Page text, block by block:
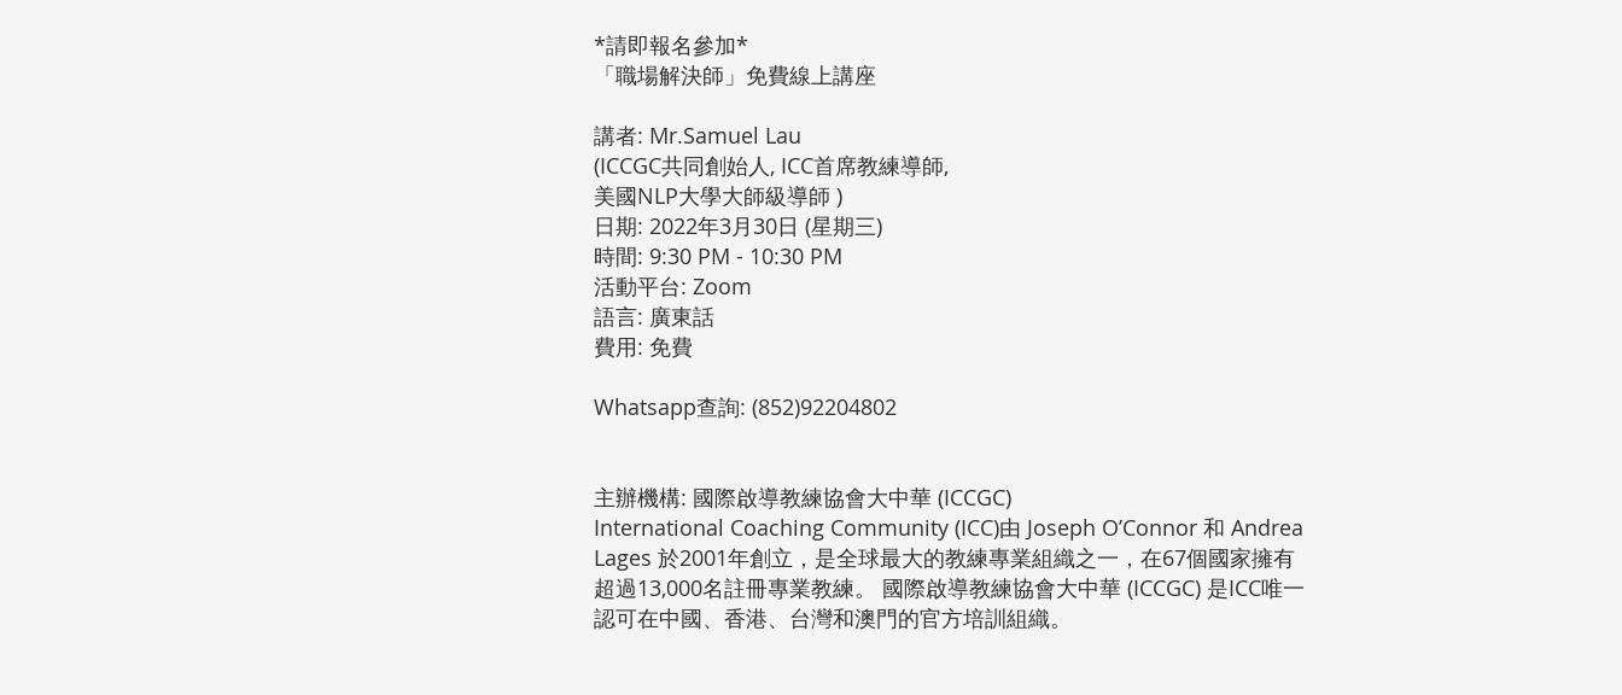
*請即報名參加*
「職場解決師」免費線上講座
講者: Mr.Samuel Lau
(ICCGC共同創始人, ICC首席教練導師,
美國NLP大學大師級導師 )
日期: 2022年3月30日 (星期三)
時間: 9:30 PM - 10:30 PM
活動平台: Zoom
語言: 廣東話
費用: 免費
Whatsapp查詢: (852)92204802
主辦機構: 國際啟導教練協會大中華 (ICCGC)
International Coaching Community (ICC)由 Joseph O’Connor 和 Andrea
Lages 於2001年創立，是全球最大的教練專業組織之一，在67個國家擁有
超過13,000名註冊專業教練。 國際啟導教練協會大中華 (ICCGC) 是ICC唯一
認可在中國、香港、台灣和澳門的官方培訓組織。